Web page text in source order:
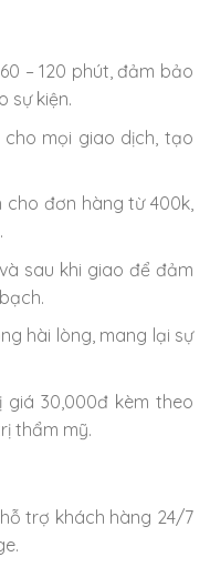
– 120 phút, đảm bảo
sự kiện.
mọi giao dịch, tạo
cho đơn hàng từ 400k,
sau khi giao để đảm
hài lòng, mang lại sự
giá 30,000đ kèm theo
thẩm mỹ.
trợ khách hàng 24/7